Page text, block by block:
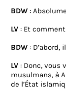
BDW :
LV : Et
BDW :
LV : Donc, vous
musulmans, à
de l’État